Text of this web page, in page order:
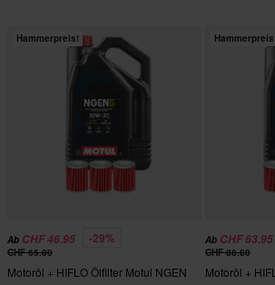
Hammerpreis!
Ab CHF 46.95 -29%
CHF 65.80
Motoröl + HIFLO Ölfilter Motul NGEN
Hammerpreis!
Ab CHF 63.95
CHF 88.80
Motoröl +